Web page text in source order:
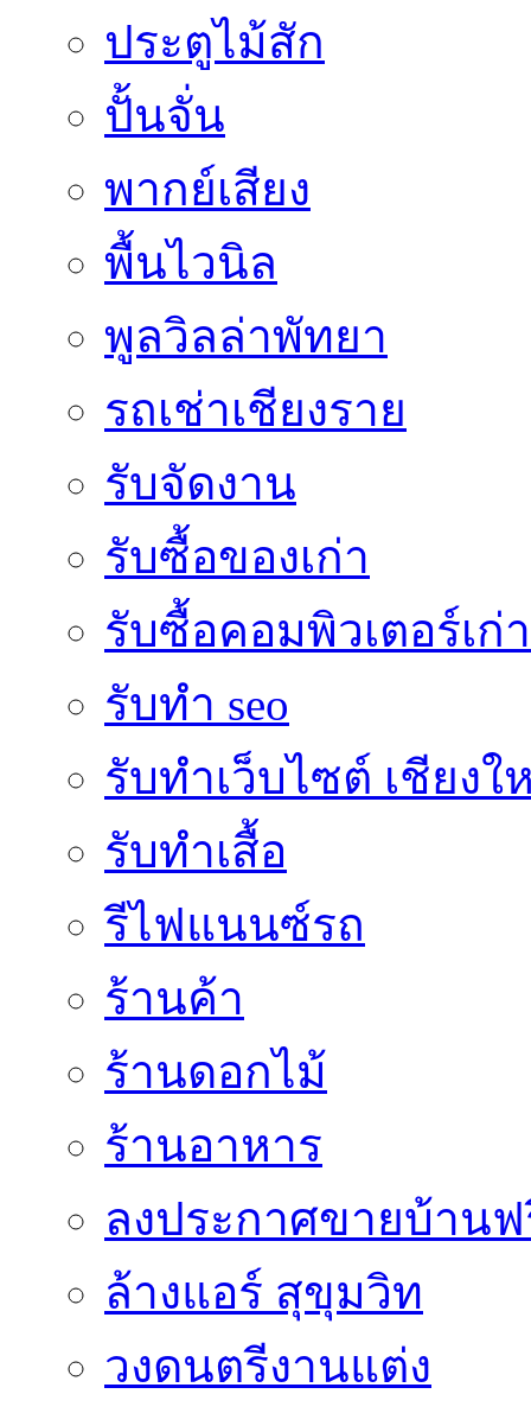
ประตูไม้สัก
ปั้นจั่น
พากย์เสียง
พื้นไวนิล
พูลวิลล่าพัทยา
รถเช่าเชียงราย
รับจัดงาน
รับซื้อของเก่า
รับซื้อคอมพิวเตอร์เก่า
รับทำ seo
รับทำเว็บไซต์ เชียงใ
รับทำเสื้อ
รีไฟแนนซ์รถ
ร้านค้า
ร้านดอกไม้
ร้านอาหาร
ลงประกาศขายบ้าน
ล้างแอร์ สุขุมวิท
วงดนตรีงานแต่ง